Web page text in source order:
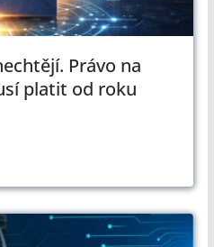
Právo na
platit od roku